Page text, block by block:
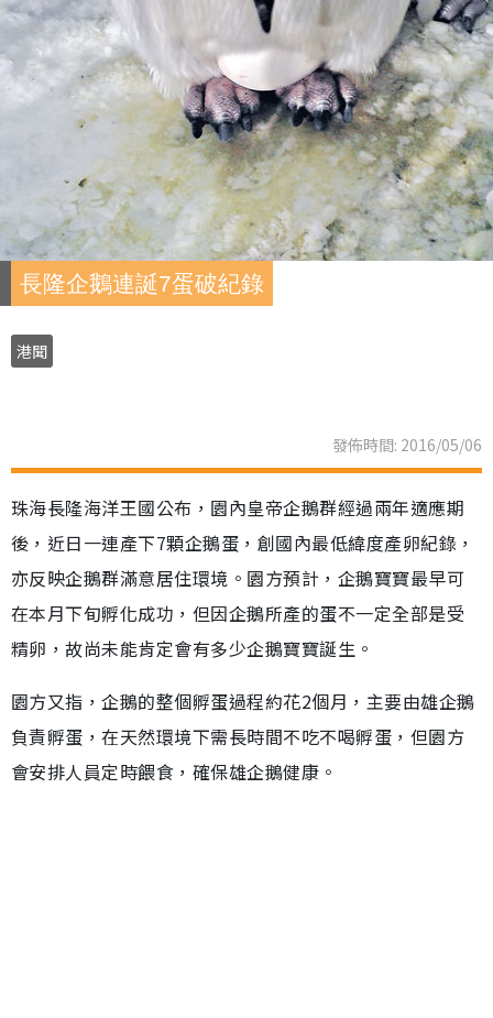
長隆企鵝連誕7蛋破紀錄
港聞
發佈時間: 2016/05/06
珠海長隆海洋王國公布，園內皇帝企鵝群經過兩年適應期
後，近日一連產下7顆企鵝蛋，創國內最低緯度產卵紀錄，
亦反映企鵝群滿意居住環境。園方預計，企鵝寶寶最早可
在本月下旬孵化成功，但因企鵝所產的蛋不一定全部是受
精卵，故尚未能肯定會有多少企鵝寶寶誕生。
園方又指，企鵝的整個孵蛋過程約花2個月，主要由雄企鵝
負責孵蛋，在天然環境下需長時間不吃不喝孵蛋，但園方
會安排人員定時餵食，確保雄企鵝健康。